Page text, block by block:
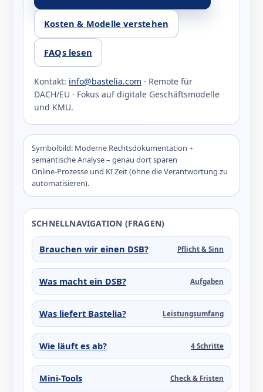
Kosten & Modelle verstehen
FAQs lesen
Kontakt: info@bastelia.com · Remote für
DACH/EU · Fokus auf digitale Geschäftsmodelle
und KMU.
Symbolbild: Moderne Rechtsdokumentation +
semantische Analyse – genau dort sparen
Online‑Prozesse und KI Zeit (ohne die Verantwortung zu
automatisieren).
SCHNELLNAVIGATION (FRAGEN)
Brauchen wir einen DSB? Pflicht & Sinn
Was macht ein DSB? Aufgaben
Was liefert Bastelia? Leistungsumfang
Wie läuft es ab? 4 Schritte
Mini‑Tools Check & Fristen